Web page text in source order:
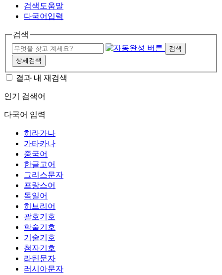
검색도움말
다국어입력
검색
검색
상세검색
결과 내 재검색
인기 검색어
다국어 입력
히라가나
가타카나
중국어
한글고어
그리스문자
프랑스어
독일어
히브리어
괄호기호
학술기호
기술기호
첨자기호
라틴문자
러시아문자